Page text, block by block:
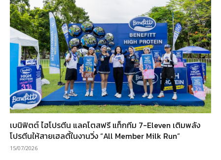
เบนิฟิตต์ ไฮโปรตีน แลคโตสฟรี แท็กทีม 7-Eleven เติมพลัง
โปรตีนให้สายเฮลตี้ในงานวิ่ง “All Member Milk Run”
15/07/2026